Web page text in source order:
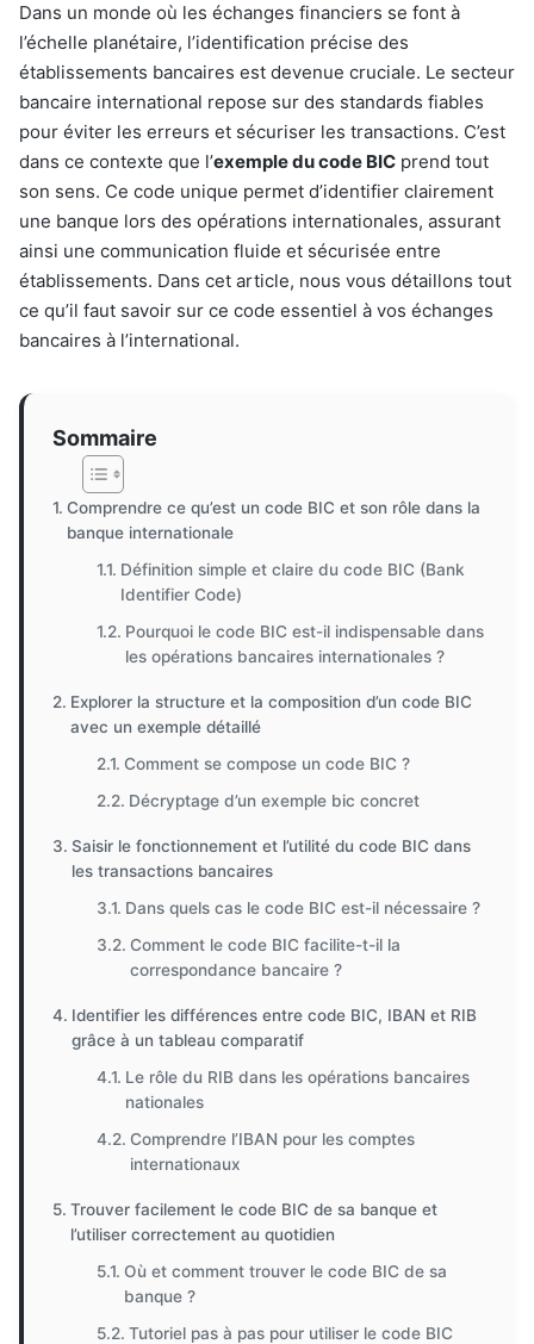
Dans un monde où les échanges financiers se font à
l’échelle planétaire, l’identification précise des
établissements bancaires est devenue cruciale. Le secteur
bancaire international repose sur des standards fiables
pour éviter les erreurs et sécuriser les transactions. C’est
dans ce contexte que l’exemple du code BIC prend tout
son sens. Ce code unique permet d’identifier clairement
une banque lors des opérations internationales, assurant
ainsi une communication fluide et sécurisée entre
établissements. Dans cet article, nous vous détaillons tout
ce qu’il faut savoir sur ce code essentiel à vos échanges
bancaires à l’international.
Sommaire
Comprendre ce qu’est un code BIC et son rôle dans la
banque internationale
Définition simple et claire du code BIC (Bank
Identifier Code)
Pourquoi le code BIC est-il indispensable dans
les opérations bancaires internationales ?
Explorer la structure et la composition d’un code BIC
avec un exemple détaillé
Comment se compose un code BIC ?
Décryptage d’un exemple bic concret
Saisir le fonctionnement et l’utilité du code BIC dans
les transactions bancaires
Dans quels cas le code BIC est-il nécessaire ?
Comment le code BIC facilite-t-il la
correspondance bancaire ?
Identifier les différences entre code BIC, IBAN et RIB
grâce à un tableau comparatif
Le rôle du RIB dans les opérations bancaires
nationales
Comprendre l’IBAN pour les comptes
internationaux
Trouver facilement le code BIC de sa banque et
l’utiliser correctement au quotidien
Où et comment trouver le code BIC de sa
banque ?
Tutoriel pas à pas pour utiliser le code BIC